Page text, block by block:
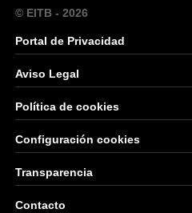
© EITB - 2026
Portal de Privacidad
Aviso Legal
Política de cookies
Configuración cookies
Transparencia
Contacto